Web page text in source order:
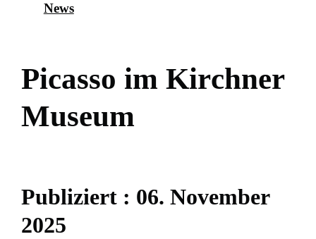
News
Picasso im Kirchner
Museum
Publiziert : 06. November
2025